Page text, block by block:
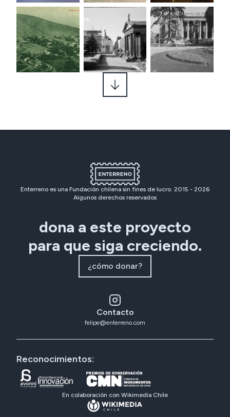
Enterreno es una Fundación chilena sin fines de lucro. 2015 - 2026
Algunos derechos reservados
dona a este proyecto
para que siga creciendo.
¿cómo donar?
Contacto
felipe@enterreno.com
Reconocimientos:
En colaboración con Wikimedia Chile